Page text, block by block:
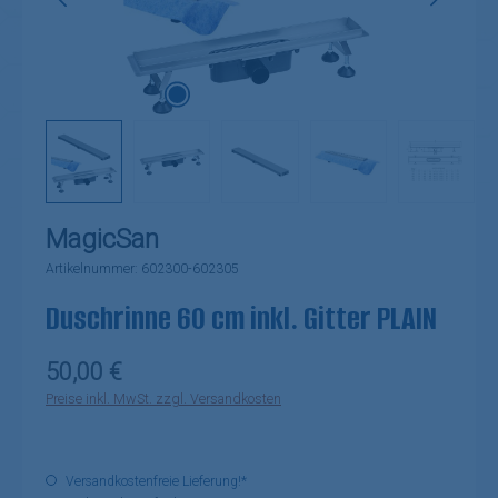
MagicSan
Artikelnummer: 602300-602305
Duschrinne 60 cm inkl. Gitter PLAIN
Regulärer Preis:
50,00 €
Preise inkl. MwSt. zzgl. Versandkosten
Versandkostenfreie Lieferung!*